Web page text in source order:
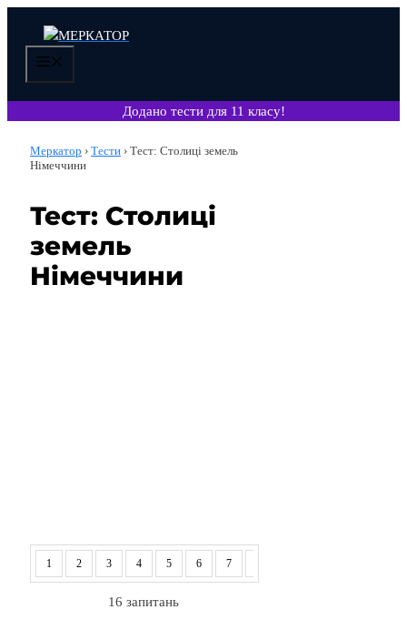
вмісту
Додано тести для 11 класу!
Меркатор › Тести › Тест: Столиці земель
Німеччини
Тест: Столиці
земель
Німеччини
1 2 3 4 5 6 7
16 запитань